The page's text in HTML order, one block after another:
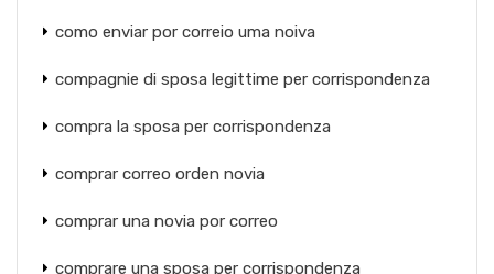
como enviar por correio uma noiva
compagnie di sposa legittime per corrispondenza
compra la sposa per corrispondenza
comprar correo orden novia
comprar una novia por correo
comprare una sposa per corrispondenza